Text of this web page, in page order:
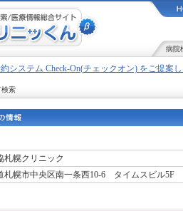
病院
システム Check-On(チェックオン) をご提案
索
札幌クリニック
札幌市中央区南一条西10-6 タイムスビル5F